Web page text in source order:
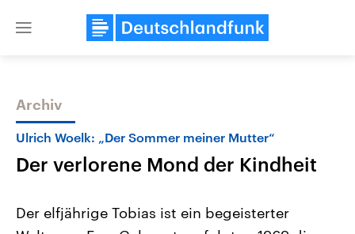
Close
Themen
Archiv
Ulrich Woelk: „Der Sommer meiner Mutter“
Der verlorene Mond der Kindheit
Der elfjährige Tobias ist ein begeisterter